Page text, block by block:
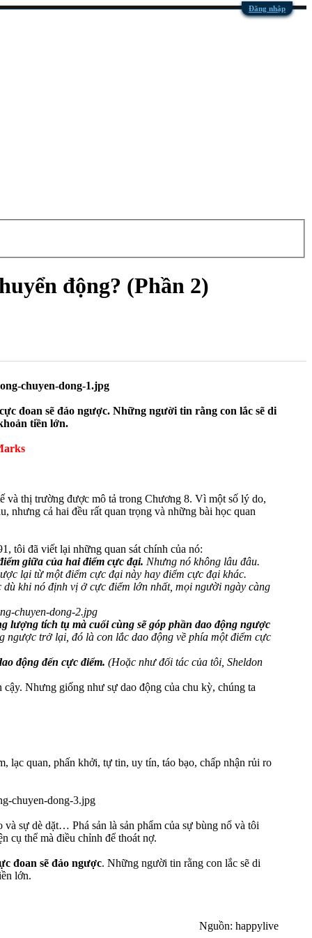
Đăng nhập
động? (Phần 2)
đoan sẽ đảo ngược. Những người tin rằng con lắc sẽ di
tiền lớn.
và thị trường được mô tả trong Chương 8. Vì một số lý do,
nhưng cả hai đều rất quan trọng và những bài học quan
tôi đã viết lại những quan sát chính của nó:
giữa của hai điểm cực đại. Nhưng nó không lâu đâu.
lại từ một điểm cực đại này hay điểm cực đại khác.
khi nó định vị ở cực điểm lớn nhất, mọi người ngày càng
lượng tích tụ mà cuối cùng sẽ góp phần dao động ngược
trở lại, đó là con lắc dao động về phía một điểm cực
động đến cực điểm. (Hoặc như đối tác của tôi, Sheldon
Nhưng giống như sự dao động của chu kỳ, chúng ta
quan, phấn khởi, tự tin, uy tín, táo bạo, chấp nhận rủi ro
sự dè dặt… Phá sản là sản phẩm của sự bùng nổ và tôi
cụ thể mà điều chỉnh để thoát nợ.
đoan sẽ đảo ngược. Những người tin rằng con lắc sẽ di
lớn.
Nguồn: happylive​